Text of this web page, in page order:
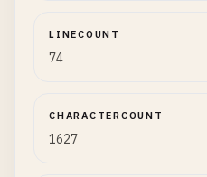
LINECOUNT
74
CHARACTERCOUNT
1627